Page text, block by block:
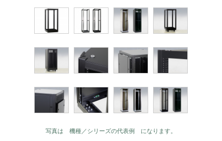
写真は 機種／シリーズの代表例 になります。